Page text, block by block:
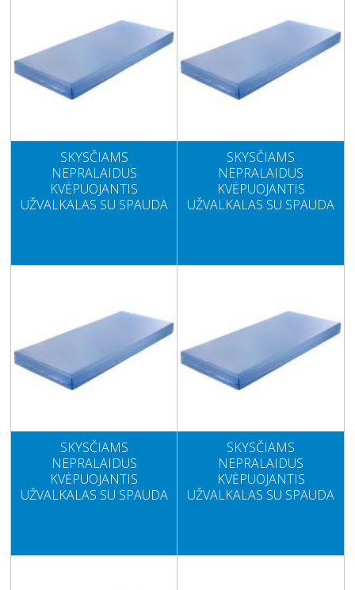
SKYSČIAMS
NEPRALAIDUS
KVĖPUOJANTIS
UŽVALKALAS SU SPAUDA
SKYSČIAMS
NEPRALAIDUS
KVĖPUOJANTIS
UŽVALKALAS SU SPAUDA
SKYSČIAMS
NEPRALAIDUS
KVĖPUOJANTIS
UŽVALKALAS SU SPAUDA
SKYSČIAMS
NEPRALAIDUS
KVĖPUOJANTIS
UŽVALKALAS SU SPAUDA